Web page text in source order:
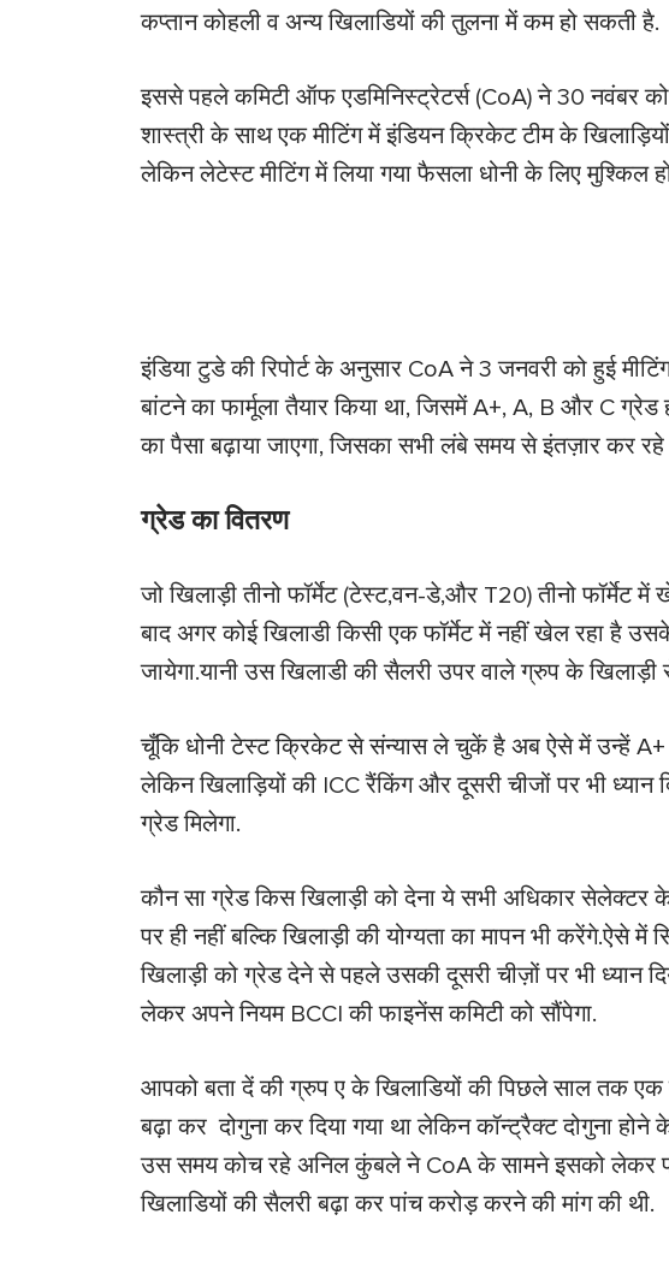
कप्तान कोहली व अन्य खिलाडियों की तुलना में कम हो सकती है.
इससे पहले कमिटी ऑफ एडमिनिस्ट्रेटर्स (CoA) ने 30 नवंबर को
शास्त्री के साथ एक मीटिंग में इंडियन क्रिकेट टीम के
लेकिन लेटेस्ट मीटिंग में लिया गया फैसला धोनी के लिए मुश्किल
इंडिया टुडे की रिपोर्ट के अनुसार CoA ने 3 जनवरी को हुई
बांटने का फार्मूला तैयार किया था, जिसमें A+, A, B और C
का पैसा बढ़ाया जाएगा, जिसका सभी लंबे समय से इंतज़ार कर
ग्रेड का वितरण
जो खिलाड़ी तीनो फॉर्मेट (टेस्ट,वन-डे,और T20) तीनो फॉर्मेट
बाद अगर कोई खिलाडी किसी एक फॉर्मेट में नहीं खेल रहा है
जायेगा.यानी उस खिलाडी की सैलरी उपर वाले ग्रुप के खिलाड़ी
चूँकि धोनी टेस्ट क्रिकेट से संन्यास ले चुकें है अब ऐसे में उन्हें A+
लेकिन खिलाड़ियों की ICC रैंकिंग और दूसरी चीजों पर भी ध्यान
ग्रेड मिलेगा.
कौन सा ग्रेड किस खिलाड़ी को देना ये सभी अधिकार सेलेक्टर के
पर ही नहीं बल्कि खिलाड़ी की योग्यता का मापन भी करेंगे.ऐसे में
खिलाड़ी को ग्रेड देने से पहले उसकी दूसरी चीज़ों पर भी ध्यान
लेकर अपने नियम BCCI की फाइनेंस कमिटी को सौंपेगा.
आपको बता दें की ग्रुप ए के खिलाडियों की पिछले साल तक एक
बढ़ा कर दोगुना कर दिया गया था लेकिन कॉन्ट्रैक्ट दोगुना
उस समय कोच रहे अनिल कुंबले ने CoA के सामने इसको लेकर
खिलाडियों की सैलरी बढ़ा कर पांच करोड़ करने की मांग की थी.